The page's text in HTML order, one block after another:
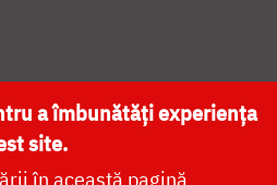
CATEDRALA NAȚIONALĂ
a îmbunătăți experiența
site.
în această pagină